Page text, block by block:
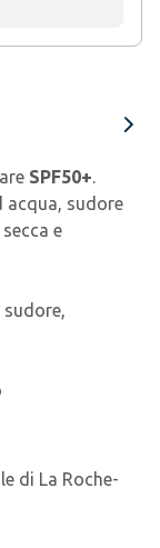
SPF50+.
acqua, sudore
e
di La Roche-